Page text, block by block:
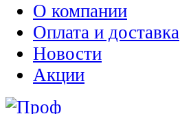
О компании
Оплата и доставка
Новости
Акции